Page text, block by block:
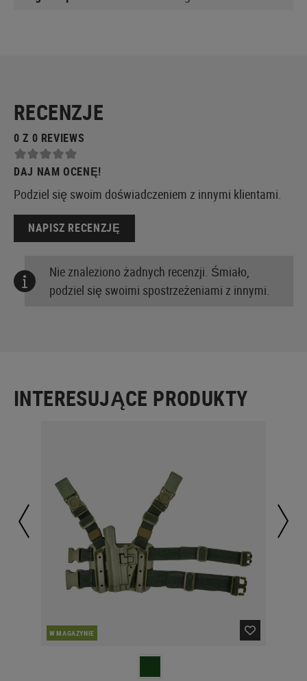
RECENZJE
0 Z 0 REVIEWS
DAJ NAM OCENĘ!
Podziel się swoim doświadczeniem z innymi klientami.
NAPISZ RECENZJĘ
Nie znaleziono żadnych recenzji. Śmiało,
podziel się swoimi spostrzeżeniami z innymi.
INTERESUJĄCE PRODUKTY
W MAGAZYNIE